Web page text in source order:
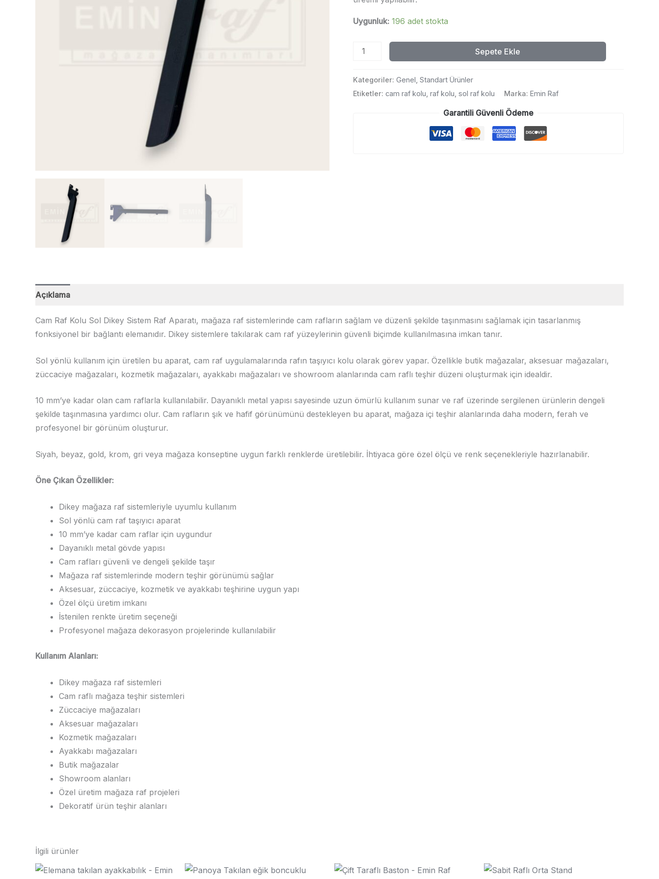
Uygunluk: 196 adet stokta
Cam
Kolu
-
Sepete Ekle
Kategoriler: Genel Standart Ürünler
Etiketler: cam raf kolu raf kolu sol raf kolu Marka: Emin Raf
Garantili Güvenli Ödeme
Açıklama
Cam Raf Kolu Sol Dikey Sistem Raf Aparatı, mağaza raf sistemlerinde cam rafların sağlam ve düzenli şekilde taşınmasını sağlamak için tasarlanmış
fonksiyonel bir bağlantı elemanıdır. Dikey sistemlere takılarak cam raf yüzeylerinin güvenli biçimde kullanılmasına imkan tanır.
Sol yönlü kullanım için üretilen bu aparat, cam raf uygulamalarında rafın taşıyıcı kolu olarak görev yapar. Özellikle butik mağazalar, aksesuar mağazaları,
züccaciye mağazaları, kozmetik mağazaları, ayakkabı mağazaları ve showroom alanlarında cam raflı teşhir düzeni oluşturmak için idealdir.
10 mm’ye kadar olan cam raflarla kullanılabilir. Dayanıklı metal yapısı sayesinde uzun ömürlü kullanım sunar ve raf üzerinde sergilenen ürünlerin dengeli
şekilde taşınmasına yardımcı olur. Cam rafların şık ve hafif görünümünü destekleyen bu aparat, mağaza içi teşhir alanlarında daha modern, ferah ve
profesyonel bir görünüm oluşturur.
Siyah, beyaz, gold, krom, gri veya mağaza konseptine uygun farklı renklerde üretilebilir. İhtiyaca göre özel ölçü ve renk seçenekleriyle hazırlanabilir.
Öne Çıkan Özellikler:
Dikey mağaza raf sistemleriyle uyumlu kullanım
Sol yönlü cam raf taşıyıcı aparat
10 mm’ye kadar cam raflar için uygundur
Dayanıklı metal gövde yapısı
Cam rafları güvenli ve dengeli şekilde taşır
Mağaza raf sistemlerinde modern teşhir görünümü sağlar
Aksesuar, züccaciye, kozmetik ve ayakkabı teşhirine uygun yapı
Özel ölçü üretim imkanı
İstenilen renkte üretim seçeneği
Profesyonel mağaza dekorasyon projelerinde kullanılabilir
Kullanım Alanları:
Dikey mağaza raf sistemleri
Cam raflı mağaza teşhir sistemleri
Züccaciye mağazaları
Aksesuar mağazaları
Kozmetik mağazaları
Ayakkabı mağazaları
Butik mağazalar
Showroom alanları
Özel üretim mağaza raf projeleri
Dekoratif ürün teşhir alanları
İlgili ürünler